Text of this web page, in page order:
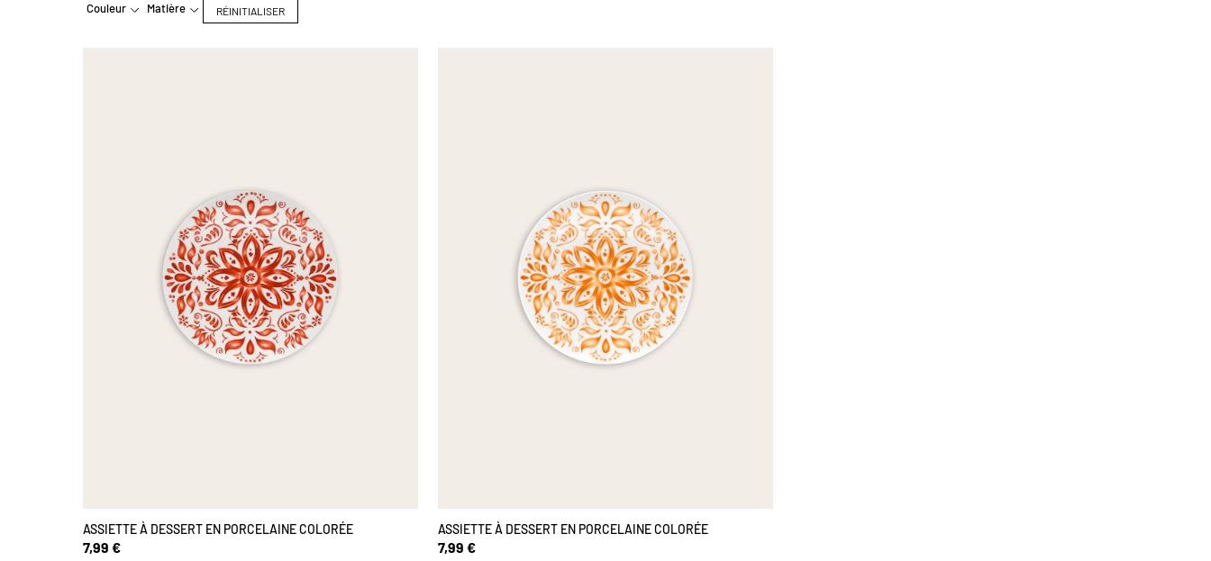
Couleur Matière RÉINITIALISER
ASSIETTE À DESSERT EN PORCELAINE COLORÉE
7,99 €
ASSIETTE À DESSERT EN PORCELAINE COLORÉE
7,99 €